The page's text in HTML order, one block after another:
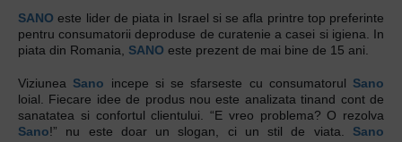
SANO este lider de piata in Israel si se afla printre top preferinte
pentru consumatorii deproduse de curatenie a casei si igiena. In
piata din Romania, SANO este prezent de mai bine de 15 ani.
Viziunea Sano incepe si se sfarseste cu consumatorul Sano
loial. Fiecare idee de produs nou este analizata tinand cont de
sanatatea si confortul clientului. “E vreo problema? O rezolva
Sano!” nu este doar un slogan, ci un stil de viata. Sano